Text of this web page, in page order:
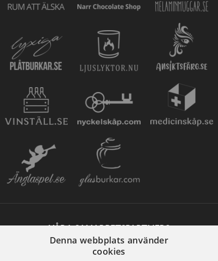
VÅRA SAMARBETSPARTNERS
Denna webbplats använder
cookies